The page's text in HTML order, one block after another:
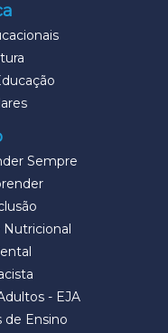
Sempre
- EJA
de Ensino